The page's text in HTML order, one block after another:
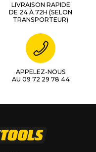
LIVRAISON RAPIDE
DE 24 À 72H (SELON
TRANSPORTEUR)
APPELEZ-NOUS
AU 09 72 29 78 44